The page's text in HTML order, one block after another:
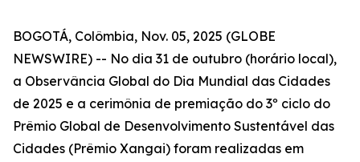
BOGOTÁ, Colômbia, Nov. 05, 2025 (GLOBE
NEWSWIRE) -- No dia 31 de outubro (horário local),
a Observância Global do Dia Mundial das Cidades
de 2025 e a cerimônia de premiação do 3º ciclo do
Prêmio Global de Desenvolvimento Sustentável das
Cidades (Prêmio Xangai) foram realizadas em